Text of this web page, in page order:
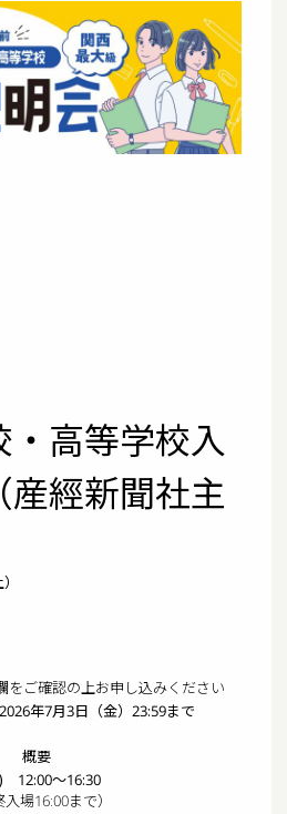
高等学校入
經新聞社主
をご確認の上お申し込みください
年7月3日（金）23:59まで
概要
12:00～16:30
場16:00まで）